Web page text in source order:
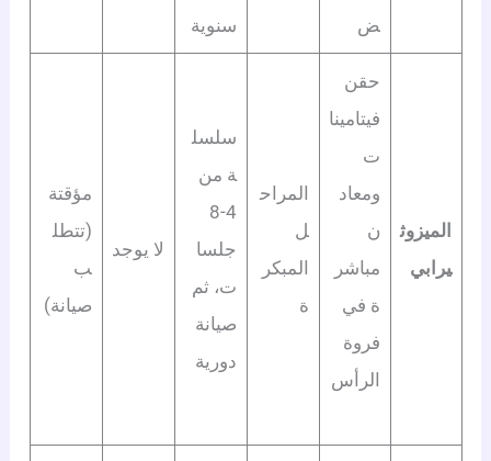
ض
سنوية
الميزوث
يرابي
حقن
فيتامينا
ومعاد
مباشر
ة في
فروة
الرأس
المراح
المبكر
سلسل
ة من
4-8
جلسا
ت، ثم
صيانة
دورية
لا يوجد
مؤقتة
(تتطل
ب
صيانة)